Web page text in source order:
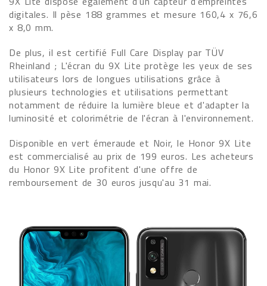
digitales. Il pèse 188 grammes et mesure 160,4 x 76,6
x 8,0 mm.
De plus, il est certifié Full Care Display par TÜV
Rheinland ; L'écran du 9X Lite protège les yeux de ses
utilisateurs lors de longues utilisations grâce à
plusieurs technologies et utilisations permettant
notamment de réduire la lumière bleue et d'adapter la
luminosité et colorimétrie de l'écran à l'environnement.
Disponible en vert émeraude et Noir, le Honor 9X Lite
est commercialisé au prix de 199 euros. Les acheteurs
du Honor 9X Lite profitent d'une offre de
remboursement de 30 euros jusqu'au 31 mai.